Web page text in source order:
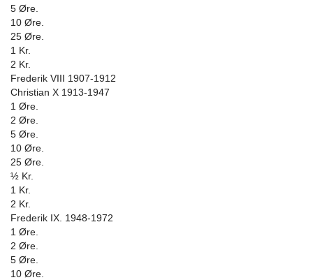
5 Øre.
10 Øre.
25 Øre.
1 Kr.
2 Kr.
Frederik VIII 1907-1912
Christian X 1913-1947
1 Øre.
2 Øre.
5 Øre.
10 Øre.
25 Øre.
½ Kr.
1 Kr.
2 Kr.
Frederik IX. 1948-1972
1 Øre.
2 Øre.
5 Øre.
10 Øre.